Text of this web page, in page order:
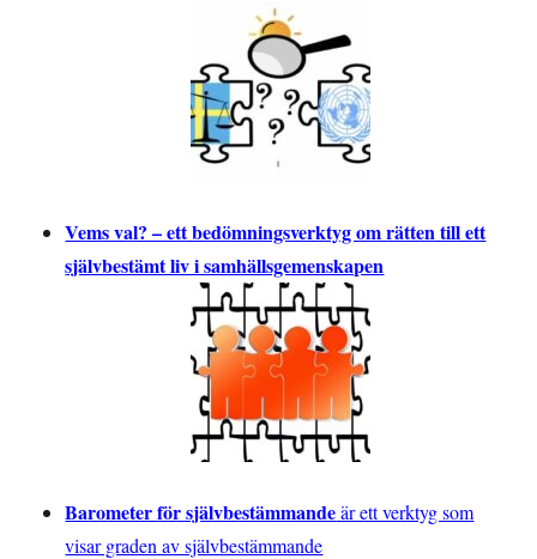
Vems val? – ett bedömningsverktyg om rätten till ett
självbestämt liv i samhällsgemenskapen
Barometer för självbestämmandeär ett verktyg som
visar graden av självbestämmande